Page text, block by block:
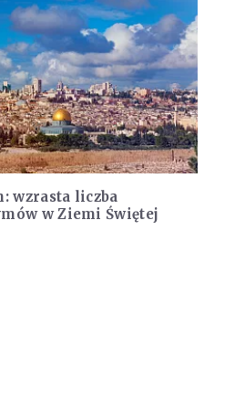
wzrasta liczba
w Ziemi Świętej